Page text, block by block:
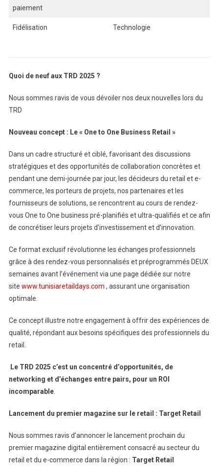
paiement
Fidélisation Technologie
Quoi de neuf aux TRD 2025 ?
Nous sommes ravis de vous dévoiler nos deux nouvelles lors du
TRD
Nouveau concept : Le « One to One Business Retail »
Dans un cadre structuré et ciblé, favorisant des discussions
stratégiques et des opportunités de collaboration concrètes et
pendant une demi-journée par jour, les décideurs du retail et e-
commerce, les porteurs de projets, nos partenaires et les
fournisseurs de solutions, se rencontrent au cours de rendez-
vous One to One business pré-planifiés et ultra-qualifiés et ce afin
de concrétiser leurs projets d’investissement et d’innovation.
Ce format exclusif révolutionne les échanges professionnels
grâce à des rendez-vous personnalisés et préprogrammés DEUX
semaines avant l’événement via une page dédiée sur notre
site www.tunisiaretaildays.com , assurant une organisation
optimale.
Ce concept illustre notre engagement à offrir des expériences de
qualité, répondant aux besoins spécifiques des professionnels du
retail.
Le TRD 2025 c’est un concentré d’opportunités, de
networking et d’échanges entre pairs, pour un ROI
incomparable.
Lancement du premier magazine sur le retail : Target Retail
Nous sommes ravis d’annoncer le lancement prochain du
premier magazine digital entièrement consacré au secteur du
retail et du e-commerce dans la région : Target Retail